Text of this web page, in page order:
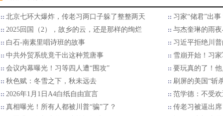
北京七环大爆炸，传老习两口子躲了整整两天
习家“储君”出
2025回国（2），故乡的云，还是那样的绚烂
与杰奎琳的雨
白石-南素里唱诗班的故事
习近平拒绝川普
中共外贸系统竟干出这种荒唐事
雪崩开始！习
会议内幕曝光！习等四人遭“围攻”
要玩真的了！
秋色赋：冬雪之下，秋未远去
刷屏的美国“斩
2026年1月1日A4白纸自由宣言
范学德：不受
真相曝光！所有人都被川普“骗”了？
传老习被逼出